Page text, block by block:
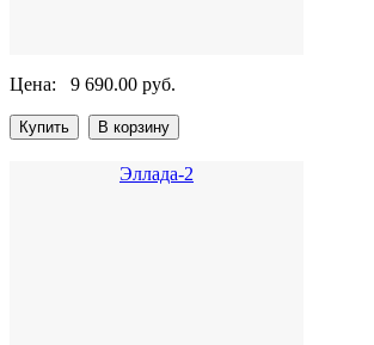
Цена: 9 690.00 руб.
Эллада-2